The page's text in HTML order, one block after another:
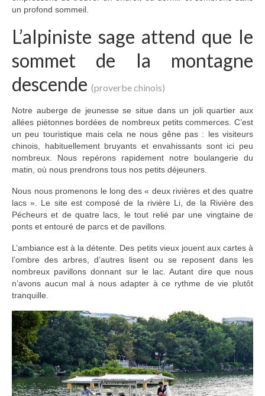
un profond sommeil.
L’alpiniste sage attend que le
sommet de la montagne
descende (proverbe chinois)
Notre auberge de jeunesse se situe dans un joli quartier aux
allées piétonnes bordées de nombreux petits commerces. C’est
un peu touristique mais cela ne nous gêne pas : les visiteurs
chinois, habituellement bruyants et envahissants sont ici peu
nombreux. Nous repérons rapidement notre boulangerie du
matin, où nous prendrons tous nos petits déjeuners.
Nous nous promenons le long des « deux rivières et des quatre
lacs ». Le site est composé de la rivière Li, de la Rivière des
Pécheurs et de quatre lacs, le tout relié par une vingtaine de
ponts et entouré de parcs et de pavillons.
L’ambiance est à la détente. Des petits vieux jouent aux cartes à
l’ombre des arbres, d’autres lisent ou se reposent dans les
nombreux pavillons donnant sur le lac. Autant dire que nous
n’avons aucun mal à nous adapter à ce rythme de vie plutôt
tranquille.